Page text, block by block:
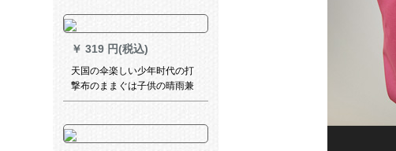
ト（二重の長い柄の傘＋自動
折りたたみの傘）
￥ 319 円(税込)
天国の伞楽しい少年时代の打
撃布のままぐは子供の晴雨兼
用伞を开きます。